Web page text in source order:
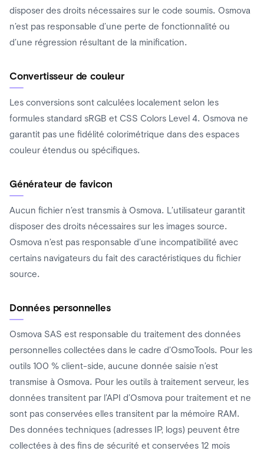
disposer des droits nécessaires sur le code soumis. Osmova
n’est pas responsable d’une perte de fonctionnalité ou
d’une régression résultant de la minification.
Convertisseur de couleur
Les conversions sont calculées localement selon les
formules standard sRGB et CSS Colors Level 4. Osmova ne
garantit pas une fidélité colorimétrique dans des espaces
couleur étendus ou spécifiques.
Générateur de favicon
Aucun fichier n’est transmis à Osmova. L’utilisateur garantit
disposer des droits nécessaires sur les images source.
Osmova n’est pas responsable d’une incompatibilité avec
certains navigateurs du fait des caractéristiques du fichier
source.
Données personnelles
Osmova SAS est responsable du traitement des données
personnelles collectées dans le cadre d’OsmoTools. Pour les
outils 100 % client-side, aucune donnée saisie n’est
transmise à Osmova. Pour les outils à traitement serveur, les
données transitent par l’API d’Osmova pour traitement et ne
sont pas conservées elles transitent par la mémoire RAM.
Des données techniques (adresses IP, logs) peuvent être
collectées à des fins de sécurité et conservées 12 mois